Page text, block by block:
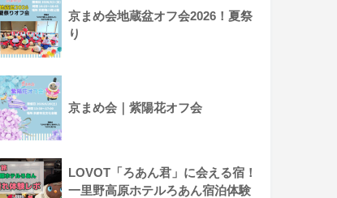
京まめ会地蔵盆オフ会2026！夏祭
り
京まめ会｜紫陽花オフ会
LOVOT「ろあん君」に会える宿！
一里野高原ホテルろあん宿泊体験